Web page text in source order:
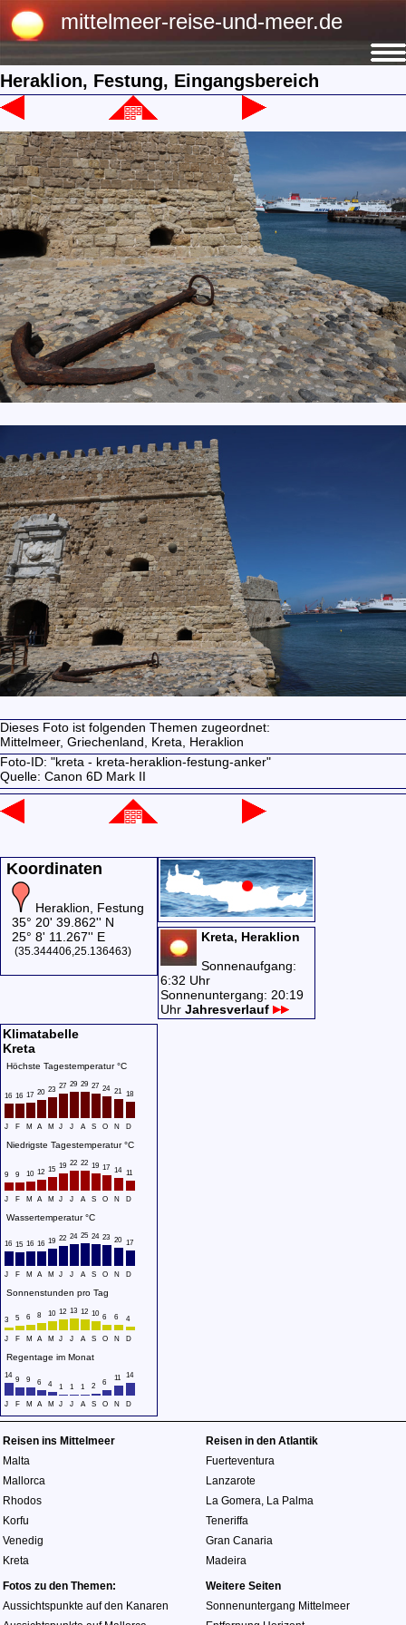
mittelmeer-reise-und-meer.de
Heraklion, Festung, Eingangsbereich
Dieses Foto ist folgenden Themen zugeordnet:
Mittelmeer, Griechenland, Kreta,
Heraklion
Foto-ID: "kreta - kreta-heraklion-festung-anker"
Quelle: Canon 6D Mark II
Koordinaten
Heraklion, Festung
35° 20' 39.862'' N
25° 8' 11.267'' E
(35.344406,25.136463)
Kreta, Heraklion
Sonnenaufgang:
6:32 Uhr
Sonnenuntergang: 20:19
Uhr Jahresverlauf
Klimatabelle
Kreta
Höchste Tagestemperatur °C
16 16 17 20 23 27 29 29 27 24 21 18
J F M A M J J A S O N D
Niedrigste Tagestemperatur °C
9 9 10 12 15 19 22 22 19 17 14 11
J F M A M J J A S O N D
Wassertemperatur °C
16 15 16 16 19 22 24 25 24 23 20 17
J F M A M J J A S O N D
Sonnenstunden pro Tag
3 5 6 8 10 12 13 12 10 6 6 4
J F M A M J J A S O N D
Regentage im Monat
14
9 9 6 4 1 1 1 2 6
11 14
J F M A M J J A S O N D
Reisen ins Mittelmeer
Malta
Mallorca
Rhodos
Korfu
Venedig
Kreta
Reisen in den Atlantik
Fuerteventura
Lanzarote
La Gomera La Palma
Teneriffa
Gran Canaria
Madeira
Fotos zu den Themen:
Aussichtspunkte auf den Kanaren
Weitere Seiten
Sonnenuntergang Mittelmeer